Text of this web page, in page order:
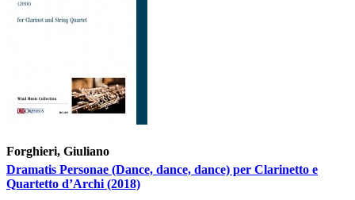
Forghieri, Giuliano
Dramatis Personae (Dance, dance, dance) per Clarinetto e
Quartetto d’Archi (2018)